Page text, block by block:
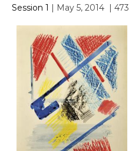
Session 1 | May 5, 2014 |